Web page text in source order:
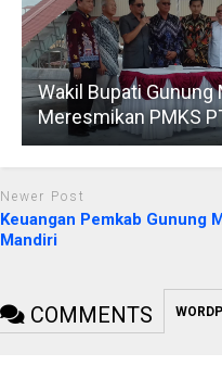
Wakil Bupati Gunung
Meresmikan PMKS
Newer Post
Keuangan Pemkab Gunung
Mandiri
COMMENTS